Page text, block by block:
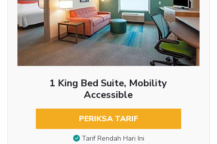
1 King Bed Suite, Mobility
Accessible
PERIKSA TARIF
Tarif Rendah Hari Ini